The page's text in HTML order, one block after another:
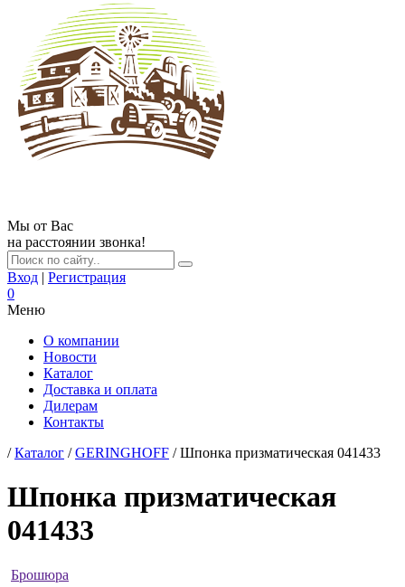
Мы от Вас
на расстоянии звонка!
Вход | Регистрация
0
Меню
О компании
Новости
Каталог
Доставка и оплата
Дилерам
Контакты
/Каталог /GERINGHOFF / Шпонка призматическая 041433
Шпонка призматическая
041433
Брошюра